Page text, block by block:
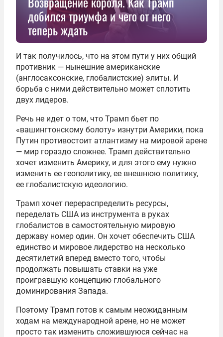
добился триумфа и чего от него
теперь ждать
И так получилось, что на этом пути у них общий
противник — нынешние американские
(англосаксонские, глобалистские) элиты. И
борьба с ними действительно может сплотить
двух лидеров.
Речь не идет о том, что Трамп бьет по
«вашингтонскому болоту» изнутри Америки, пока
Путин противостоит атлантизму на мировой арене
— мир гораздо сложнее. Трамп действительно
хочет изменить Америку, и для этого ему нужно
изменить ее геополитику, ее внешнюю политику,
ее глобалистскую идеологию.
Трамп хочет перераспределить ресурсы,
переделать США из инструмента в руках
глобалистов в самостоятельную мировую
державу номер один. Он хочет обеспечить США
единство и мировое лидерство на несколько
десятилетий вперед вместо того, чтобы
продолжать повышать ставки на уже
проигравшую концепцию глобального
доминирования Запада.
Поэтому Трамп готов к самым неожиданным
ходам на международной арене, но не может
просто так изменить сложившуюся сейчас на